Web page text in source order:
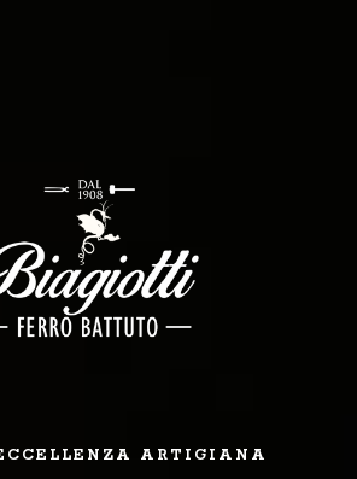
ARTIGIANA